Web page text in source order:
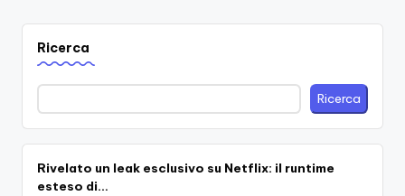
Ricerca
Ricerca
Rivelato un leak esclusivo su Netflix: il runtime
esteso di…